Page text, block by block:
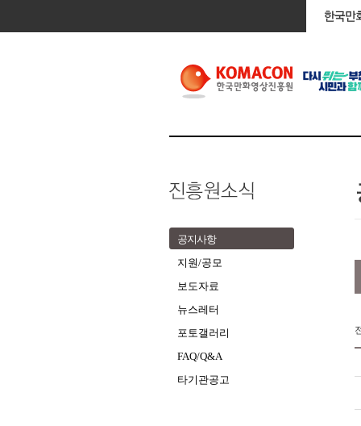
공지사항
지원/공모
보도자료
뉴스레터
포토갤러리
FAQ/Q&A
타기관공고